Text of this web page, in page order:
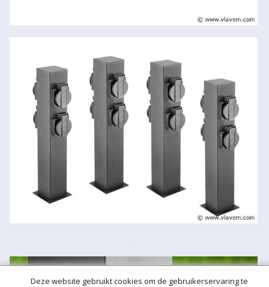
Deze website gebruikt cookies om de gebruikerservaring te